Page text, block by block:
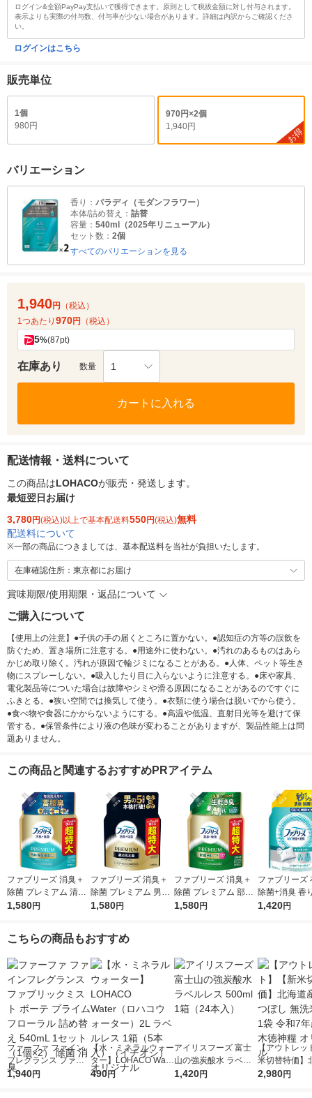
ログイン&全額PayPay支払いで獲得できます。原則として税抜金額に対し付与されます。
表示よりも実際の付与数、付与率が少ない場合があります。詳細は内訳からご確認くださ
い。
ログインはこちら
販売単位
1個
980円
970円×2個
1,940円
お得
バリエーション
香り： パラディ（モダンフラワー）
本体/詰め替え： 詰替
容量： 540ml（2025年リニューアル）
セット数： 2個
すべてのバリエーションを見る
1,940円
（税込）
1つあたり 970円 （税込）
5%(87pt)
在庫あり 数量 1
カートに入れる
配送情報・送料について
この商品はLOHACOが販売・発送します。
最短翌日お届け
3,780円(税込)以上で基本配送料550円(税込)無料
配送料について
※一部の商品につきましては、基本配送料を当社が負担いたします。
在庫確認住所：東京都にお届け
賞味期限/使用期限・返品について
ご購入について
【使用上の注意】●子供の手の届くところに置かない。●認知症の方等の誤飲を
防ぐため、置き場所に注意する。●用途外に使わない。●汚れのあるものはあら
かじめ取り除く。汚れが原因で輪ジミになることがある。●人体、ペット等生き
物にスプレーしない。●吸入したり目に入らないように注意する。●床や家具、
電化製品等についた場合は故障やシミや滑る原因になることがあるのですぐに
ふきとる。●狭い空間では換気して使う。●衣類に使う場合は脱いでから使う。
●食べ物や食器にかからないようにする。●高温や低温、直射日光等を避けて保
管する。●保管条件により液の色味が変わることがありますが、製品性能上は問
題ありません。
この商品と関連するおすすめPRアイテム
ファブリーズ 消臭＋
除菌 プレミアム 清潔
なランドリーの香り
同会社
1,580円
ファブリーズ 消臭＋
除菌 プレミアム 男の
5大臭クールアクア 詰
社
1,580円
ファブリーズ 消臭＋
除菌 プレミアム 部屋
干し おひさまの香り
1,580円
ファブリーズ
除菌+消臭 香
ない 詰め替
1,420円
こちらの商品もおすすめ
ファーファ ファイン
フレグランス ファブ
リックミスト ボーテ
1,940円
【水・ミネラルウォー
ター】LOHACO Wate
r（ロハコウォータ
490円
アイリスフーズ 富士
山の強炭酸水 ラベル
レス 500ml 1箱（24
1,420円
【アウトレッ
米切替特価】
ななつぼし 無
2,980円